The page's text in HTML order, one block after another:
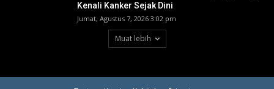
Kenali Kanker Sejak Dini
Jumat, Agustus 7, 2026 3:02 pm
Muat lebih